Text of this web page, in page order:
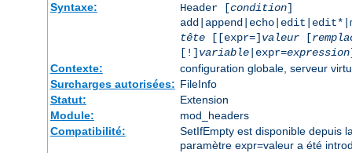
Syntaxe:
Header [condition]
tête[[expr=] valeur[
[!] variable|expr=expression
Contexte:
configuration globale, serveur
Surcharges autorisées: FileInfo
Statut:
Extension
Module:
mod_headers
Compatibilité:
SetIfEmpty est disponible depuis
paramètre expr=valeur a été